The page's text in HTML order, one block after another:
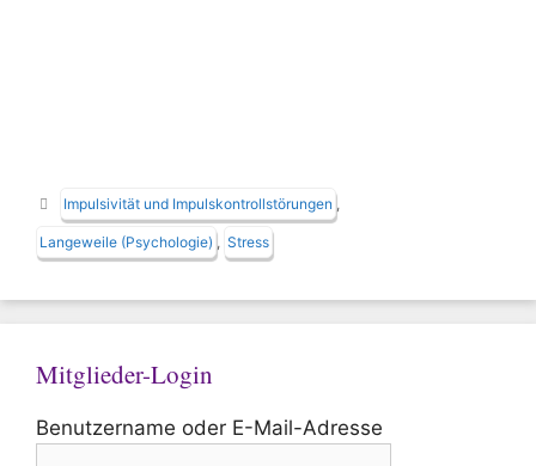
Schlagwörter
Impulsivität und Impulskontrollstörungen
Langeweile (Psychologie) Stress
Mitglieder-Login
Benutzername oder E-Mail-Adresse